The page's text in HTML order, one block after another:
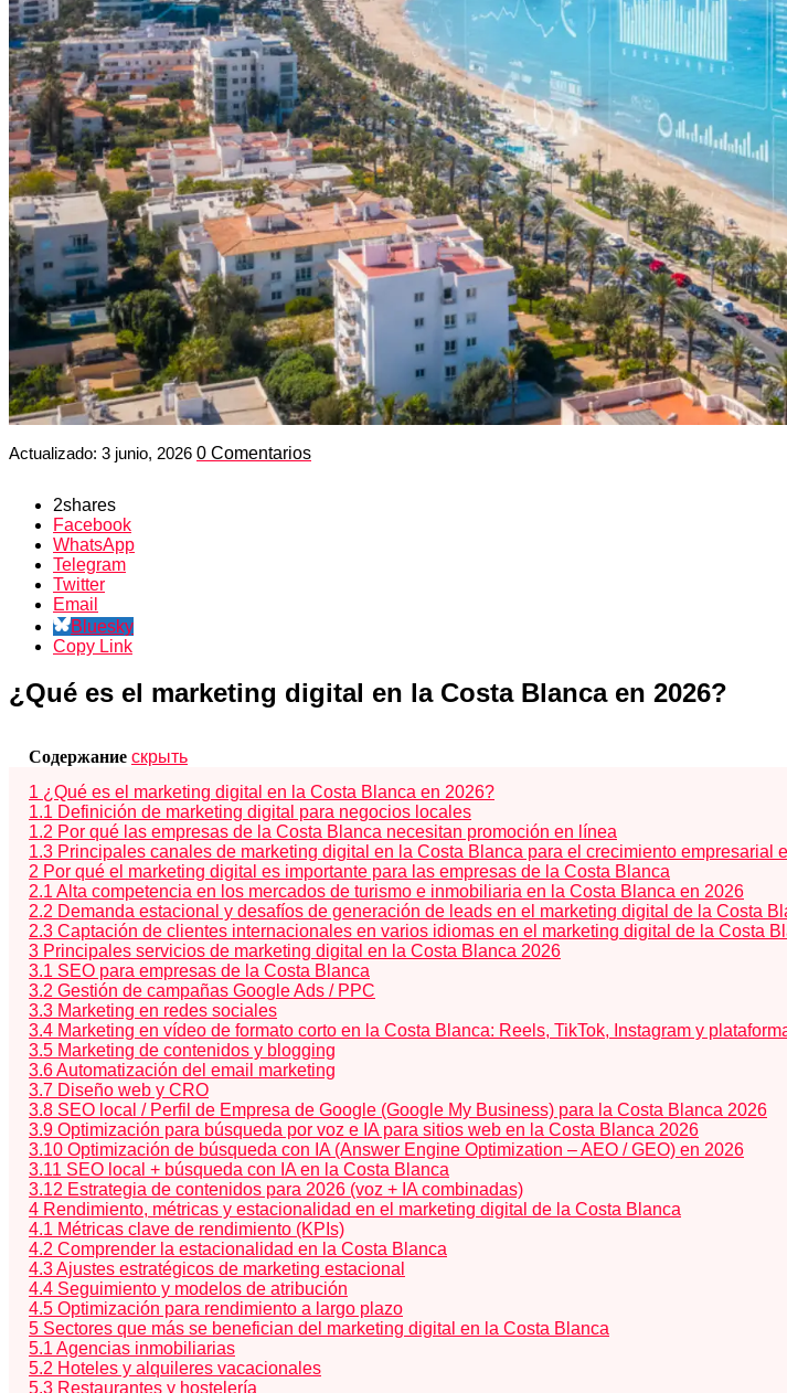
Actualizado: 3 junio, 2026 0 Comentarios
2shares
Facebook
WhatsApp
Telegram
Twitter
Email
Bluesky
Copy Link
¿Qué es el marketing digital en la Costa Blanca en 2026?
Содержание скрыть
1 ¿Qué es el marketing digital en la Costa Blanca en 2026?
1.1 Definición de marketing digital para negocios locales
1.2 Por qué las empresas de la Costa Blanca necesitan promoción en línea
1.3 Principales canales de marketing digital en la Costa Blanca para el crecimiento empresarial
2 Por qué el marketing digital es importante para las empresas de la Costa Blanca
2.1 Alta competencia en los mercados de turismo e inmobiliaria en la Costa Blanca en 2026
2.2 Demanda estacional y desafíos de generación de leads en el marketing digital de la Costa
2.3 Captación de clientes internacionales en varios idiomas en el marketing digital de la Costa
3 Principales servicios de marketing digital en la Costa Blanca 2026
3.1 SEO para empresas de la Costa Blanca
3.2 Gestión de campañas Google Ads / PPC
3.3 Marketing en redes sociales
3.4 Marketing en vídeo de formato corto en la Costa Blanca: Reels, TikTok, Instagram y
3.5 Marketing de contenidos y blogging
3.6Automatización del email marketing
3.7 Diseño web y CRO
3.8 SEO local / Perfil de Empresa de Google (Google My Business) para la Costa Blanca 2026
3.9 Optimización para búsqueda por voz e IA para sitios web en la Costa Blanca 2026
3.10 Optimización de búsqueda con IA (Answer Engine Optimization – AEO / GEO) en 2026
3.11 SEO local + búsqueda con IA en la Costa Blanca
3.12 Estrategia de contenidos para 2026 (voz + IA combinadas)
4 Rendimiento, métricas y estacionalidad en el marketing digital de la Costa Blanca
4.1 Métricas clave de rendimiento (KPIs)
4.2 Comprender la estacionalidad en la Costa Blanca
4.3Ajustes estratégicos de marketing estacional
4.4 Seguimiento y modelos de atribución
4.5 Optimización para rendimiento a largo plazo
5 Sectores que más se benefician del marketing digital en la Costa Blanca
5.1 Agencias inmobiliarias
5.2 Hoteles y alquileres vacacionales
5.3 Restaurantes y hostelería